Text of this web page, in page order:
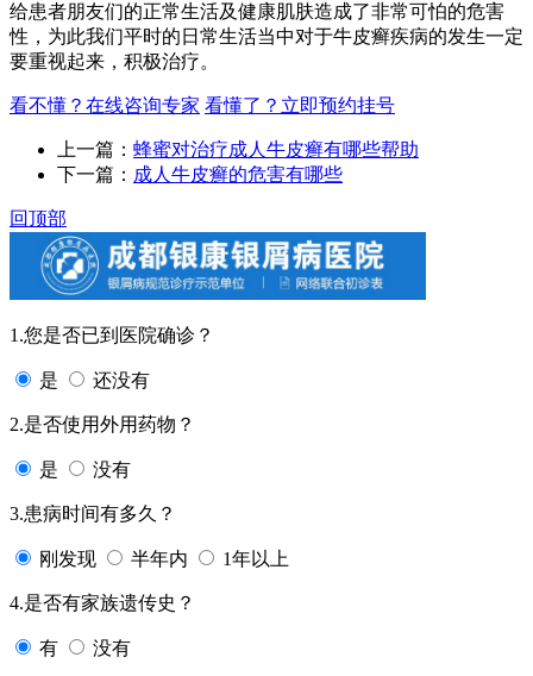
给患者朋友们的正常生活及健康肌肤造成了非常可怕的危害
性，为此我们平时的日常生活当中对于牛皮癣疾病的发生一定
要重视起来，积极治疗。
看不懂？在线咨询专家 看懂了？立即预约挂号
上一篇： 蜂蜜对治疗成人牛皮癣有哪些帮助
下一篇： 成人牛皮癣的危害有哪些
回顶部
1.您是否已到医院确诊？
是 还没有
2.是否使用外用药物？
是 没有
3.患病时间有多久？
刚发现 半年内 1年以上
4.是否有家族遗传史？
有 没有